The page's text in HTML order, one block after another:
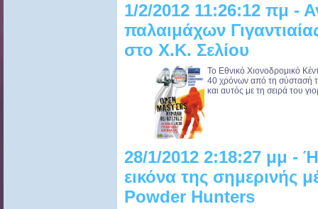
1/2/2012 11:26:12 πμ -
παλαιμάχων
στο X.K. Σελίου
Το Εθνικό Χιονοδρομικό
40 χρόνων από τη σύστασή
και αυτός με τη σειρά του
28/1/2012 2:18:27 μμ -
εικόνα της σημερινής
Powder Hunters